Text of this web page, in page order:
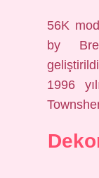
56K
by
1996